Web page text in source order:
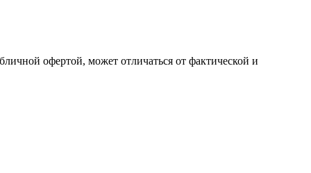
офертой, может отличаться от фактической и